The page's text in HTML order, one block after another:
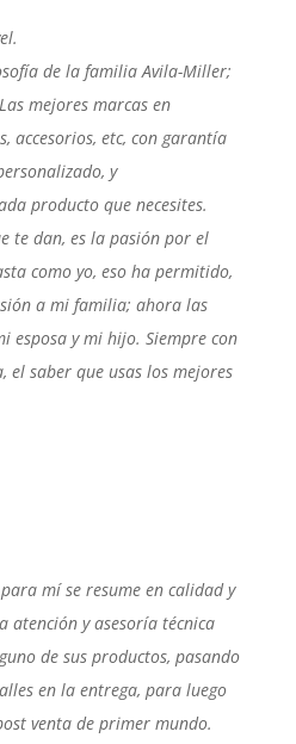
de la familia Avila-Miller;
mejores marcas en
accesorios, etc, con garantía
y
producto que necesites.
te dan, es la pasión por el
como yo, eso ha permitido,
a mi familia; ahora las
esposa y mi hijo. Siempre con
saber que usas los mejores
mí se resume en calidad y
atención y asesoría técnica
de sus productos, pasando
en la entrega, para luego
venta de primer mundo.